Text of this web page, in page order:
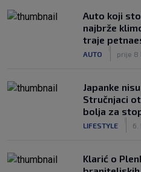
Auto koji
najbrže
traje
AUTO prije 8
Japanke
Stručnjaci
bolja za
LIFESTYLE 6.
Klarić o